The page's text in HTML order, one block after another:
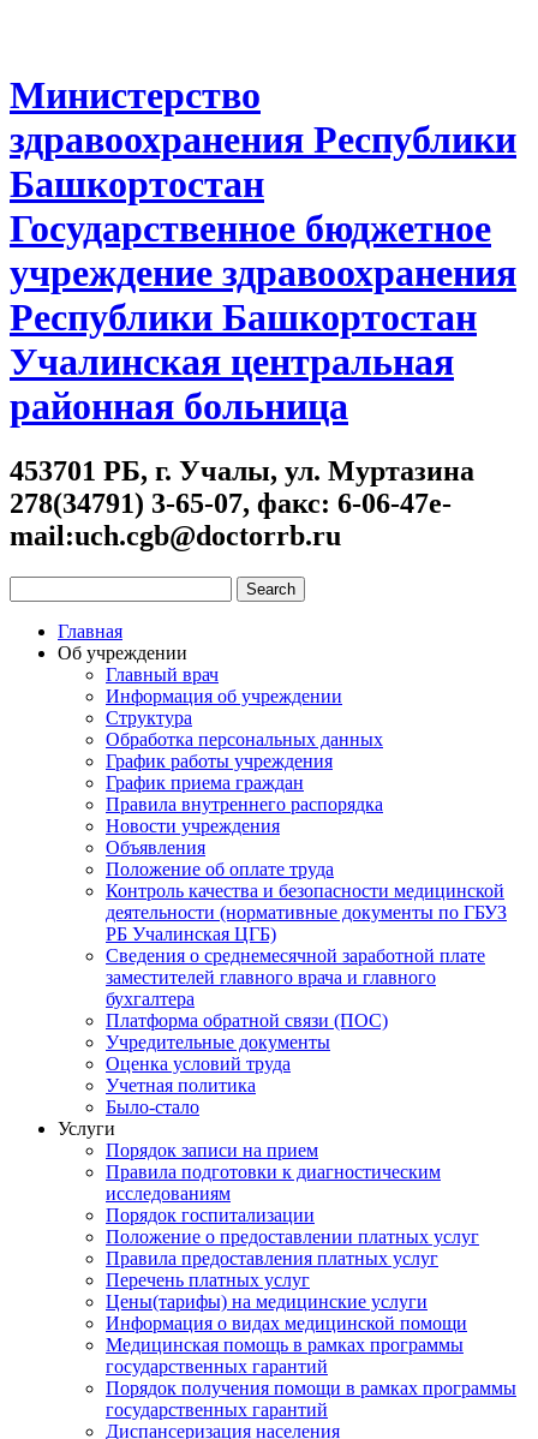
Министерство
здравоохранения Республики
Башкортостан
Государственное бюджетное
учреждение здравоохранения
Республики Башкортостан
Учалинская центральная
районная больница
453701 РБ, г. Учалы, ул. Муртазина
278(34791) 3-65-07, факс: 6-06-47e-
mail:uch.cgb@doctorrb.ru
Главная
Об учреждении
Главный врач
Информация об учреждении
Структура
Обработка персональных данных
График работы учреждения
График приема граждан
Правила внутреннего распорядка
Новости учреждения
Объявления
Положение об оплате труда
Контроль качества и безопасности медицинской
деятельности (нормативные документы по ГБУЗ
РБ Учалинская ЦГБ)
Сведения о среднемесячной заработной плате
заместителей главного врача и главного
бухгалтера
Платформа обратной связи (ПОС)
Учредительные документы
Оценка условий труда
Учетная политика
Было-стало
Услуги
Порядок записи на прием
Правила подготовки к диагностическим
исследованиям
Порядок госпитализации
Положение о предоставлении платных услуг
Правила предоставления платных услуг
Перечень платных услуг
Цены(тарифы) на медицинские услуги
Информация о видах медицинской помощи
Медицинская помощь в рамках программы
государственных гарантий
Порядок получения помощи в рамках программы
государственных гарантий
Диспансеризация населения